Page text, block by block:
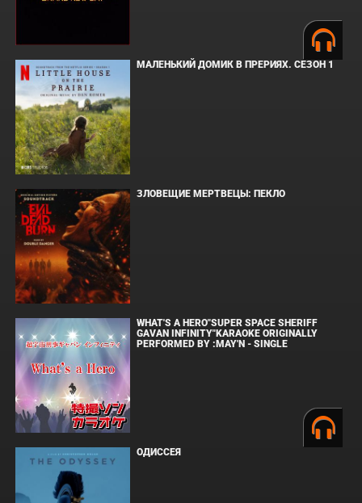
МАЛЕНЬКИЙ ДОМИК В ПРЕРИЯХ. СЕЗОН 1
ЗЛОВЕЩИЕ МЕРТВЕЦЫ: ПЕКЛО
WHAT'S A HERO"SUPER SPACE SHERIFF
GAVAN INFINITY"KARAOKE ORIGINALLY
PERFORMED BY :MAY'N - SINGLE
ОДИССЕЯ